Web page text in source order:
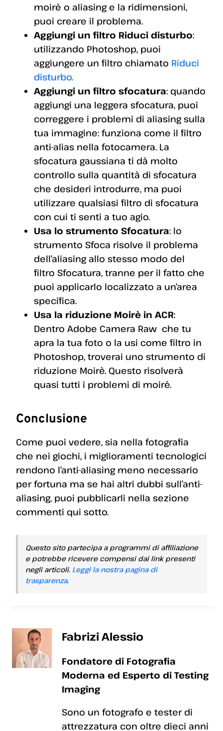
moirè o aliasing e la ridimensioni,
puoi creare il problema.
Aggiungi un filtro Riduci disturbo:
utilizzando Photoshop, puoi
aggiungere un filtro chiamato Riduci
disturbo.
Aggiungi un filtro sfocatura: quando
aggiungi una leggera sfocatura, puoi
correggere i problemi di aliasing sulla
tua immagine: funziona come il filtro
anti-alias nella fotocamera. La
sfocatura gaussiana ti dà molto
controllo sulla quantità di sfocatura
che desideri introdurre, ma puoi
utilizzare qualsiasi filtro di sfocatura
con cui ti senti a tuo agio.
Usa lo strumento Sfocatura: lo
strumento Sfoca risolve il problema
dell’aliasing allo stesso modo del
filtro Sfocatura, tranne per il fatto che
puoi applicarlo localizzato a un’area
specifica.
Usa la riduzione Moirè in ACR:
Dentro Adobe Camera Raw che tu
apra la tua foto o la usi come filtro in
Photoshop, troverai uno strumento di
riduzione Moirè. Questo risolverà
quasi tutti i problemi di moiré.
Conclusione
Come puoi vedere, sia nella fotografia
che nei giochi, i miglioramenti tecnologici
rendono l’anti-aliasing meno necessario
per fortuna ma se hai altri dubbi sull’anti-
aliasing, puoi pubblicarli nella sezione
commenti qui sotto.
Questo sito partecipa a programmi di affiliazione
e potrebbe ricevere compensi dai link presenti
negli articoli. Leggi la nostra pagina di
trasparenza.
Fabrizi Alessio
Fondatore di Fotografia
Moderna ed Esperto di Testing
Imaging
Sono un fotografo e tester di
attrezzatura con oltre dieci anni